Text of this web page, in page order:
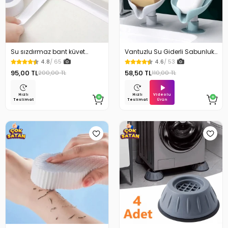
Su sızdırmaz bant küvet
Tezgah tamir bandı
4.8/ 65
95,00 TL200,00 TL
Hızlı
Teslimat
Vantuzlu Su Giderli Sabunluk
Kaymaz 4.6/ 53
58,50 TL110,00 TL
Hızlı
Teslimat
Videolu
Ürün